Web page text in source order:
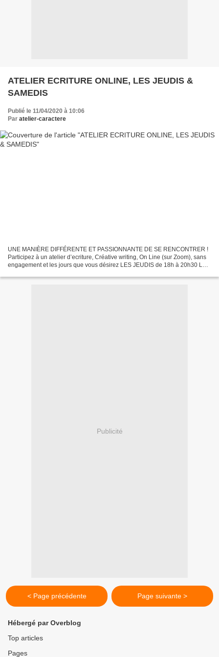
ATELIER ECRITURE ONLINE, LES JEUDIS &
SAMEDIS
Publié le 11/04/2020 à 10:06
Par atelier-caractere
UNE MANIÈRE DIFFÉRENTE ET PASSIONNANTE DE SE RENCONTRER !
Participez à un atelier d’ecriture, Créative writing, On Line (sur Zoom), sans
engagement et les jours que vous désirez LES JEUDIS de 18h à 20h30 LES
Publicité
< Page précédente Page suivante >
Hébergé par Overblog
Top articles
Pages